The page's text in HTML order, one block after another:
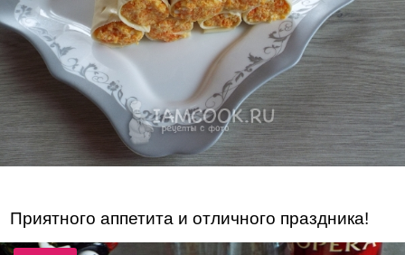
Приятного аппетита и отличного праздника!